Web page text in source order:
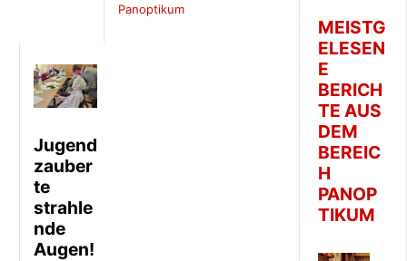
Panoptikum
Jugend
zauber
te
strahle
nde
Augen!
MEISTG
ELESEN
E
BERICH
TE AUS
DEM
BEREIC
H
PANOP
TIKUM